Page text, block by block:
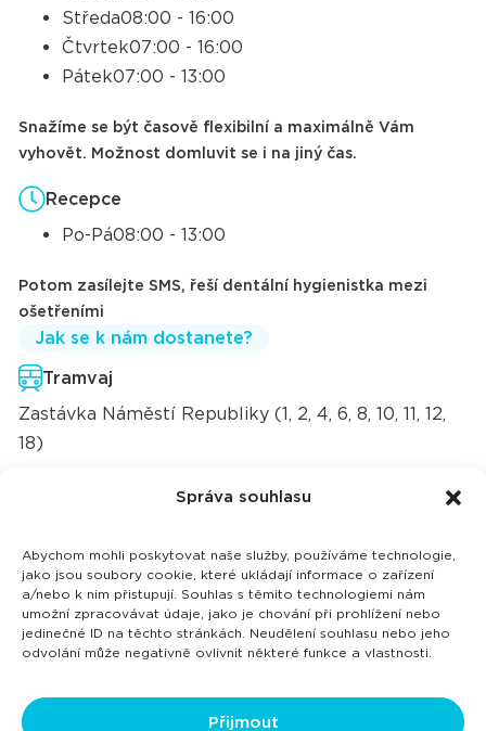
Správa souhlasu
Abychom mohli poskytovat naše služby, používáme technologie,
jako jsou soubory cookie, které ukládají informace o zařízení
a/nebo k nim přistupují. Souhlas s těmito technologiemi nám
umožní zpracovávat údaje, jako je chování při prohlížení nebo
jedinečné ID na těchto stránkách. Neudělení souhlasu nebo jeho
odvolání může negativně ovlivnit některé funkce a vlastnosti.
Přijmout
Středa08:00 - 16:00
Čtvrtek07:00 - 16:00
Pátek07:00 - 13:00
Snažíme se být časově flexibilní a maximálně Vám
vyhovět. Možnost domluvit se i na jiný čas.
Recepce
Po-Pá08:00 - 13:00
Potom zasílejte SMS, řeší dentální hygienistka mezi
ošetřeními
Jak se k nám dostanete?
Tramvaj
Zastávka Náměstí Republiky (1, 2, 4, 6, 8, 10, 11, 12,
18)
většina i meziměstských linek
Trolejbus
Zastávka Náměstí republiky (103, 104)
Autem
Parkování 2 hodiny zdarma u Kauflandu a v